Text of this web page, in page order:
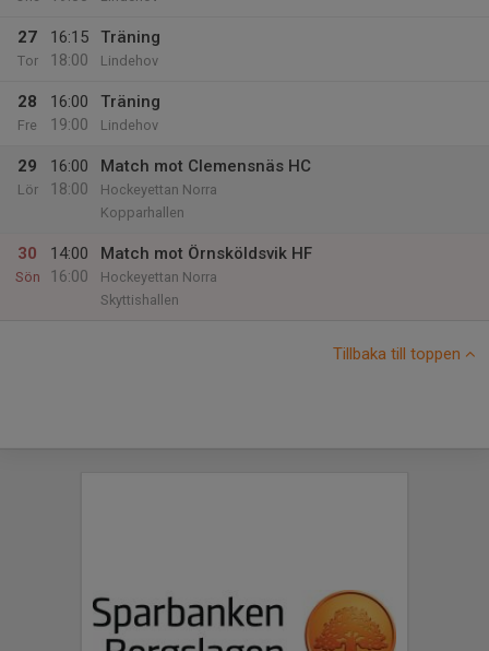
27
Tor
16:15
18:00
Träning
Lindehov
28
Fre
16:00
19:00
Träning
Lindehov
29
Lör
16:00
18:00
Match mot Clemensnäs HC
Hockeyettan Norra
Kopparhallen
30
Sön
14:00
16:00
Match mot Örnsköldsvik HF
Hockeyettan Norra
Skyttishallen
Tillbaka till toppen